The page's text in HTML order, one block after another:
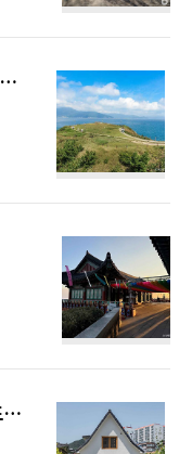
[경상남도 거제시] 한려해상국립공원(거제)
[경상남도 통영시] 윤이상 기념공원(도천테마파크)